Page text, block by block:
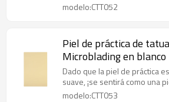
modelo:CTT052
Piel de práctica de
Microblading en
entrenamiento de
permanente
Dado que la piel de práctica
suave, ¡se sentirá como una
modelo:CTT053